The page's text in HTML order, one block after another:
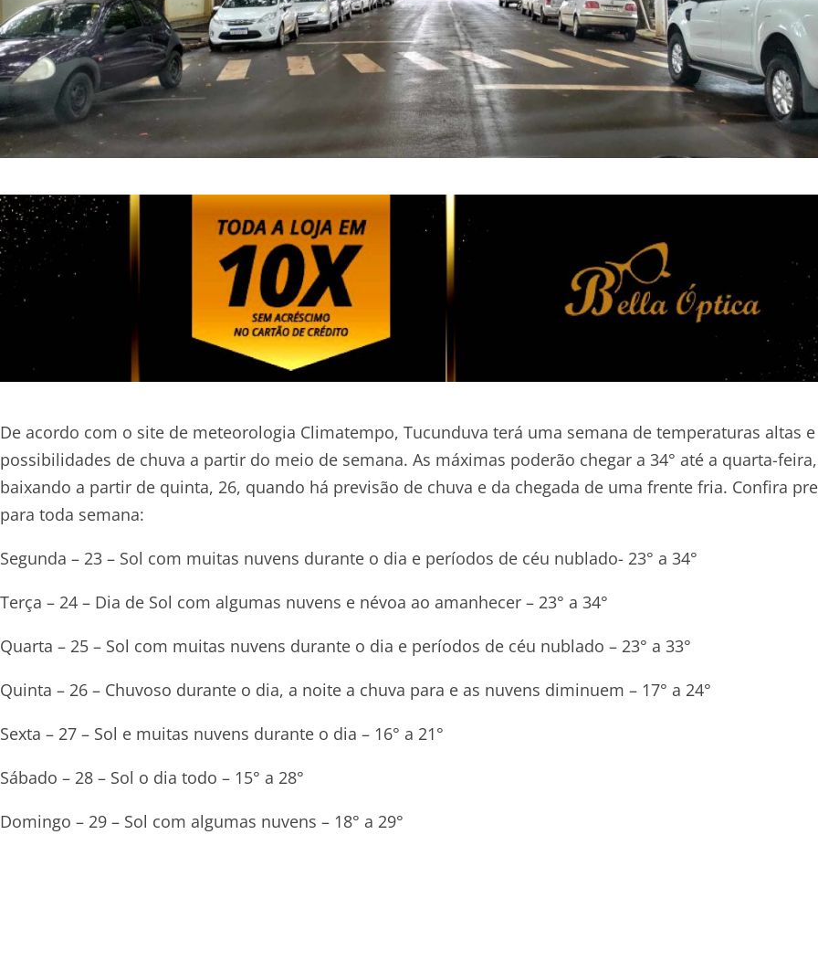
De acordo com o site de meteorologia Climatempo, Tucunduva terá uma semana de temperaturas altas
possibilidades de chuva a partir do meio de semana. As máximas poderão chegar a 34° até a quarta-feira,
baixando a partir de quinta, 26, quando há previsão de chuva e da chegada de uma frente fria. Confira
para toda semana:
Segunda – 23 – Sol com muitas nuvens durante o dia e períodos de céu nublado- 23° a 34°
Terça – 24 – Dia de Sol com algumas nuvens e névoa ao amanhecer – 23° a 34°
Quarta – 25 – Sol com muitas nuvens durante o dia e períodos de céu nublado – 23° a 33°
Quinta – 26 – Chuvoso durante o dia, a noite a chuva para e as nuvens diminuem – 17° a 24°
Sexta – 27 – Sol e muitas nuvens durante o dia – 16° a 21°
Sábado – 28 – Sol o dia todo – 15° a 28°
Domingo – 29 – Sol com algumas nuvens – 18° a 29°